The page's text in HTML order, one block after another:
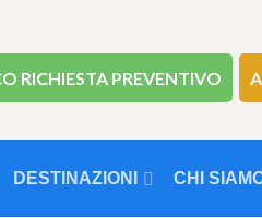
RICHIESTA PREVENTIVO
DESTINAZIONI CHI